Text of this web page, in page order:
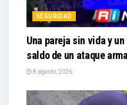
SEGURIDAD
Una pareja sin vida y
saldo de un ataque
8 agosto, 2026